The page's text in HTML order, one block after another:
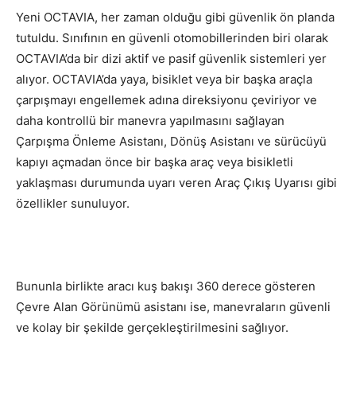
Yeni OCTAVIA, her zaman olduğu gibi güvenlik ön planda
tutuldu. Sınıfının en güvenli otomobillerinden biri olarak
OCTAVIA’da bir dizi aktif ve pasif güvenlik sistemleri yer
alıyor. OCTAVIA’da yaya, bisiklet veya bir başka araçla
çarpışmayı engellemek adına direksiyonu çeviriyor ve
daha kontrollü bir manevra yapılmasını sağlayan
Çarpışma Önleme Asistanı, Dönüş Asistanı ve sürücüyü
kapıyı açmadan önce bir başka araç veya bisikletli
yaklaşması durumunda uyarı veren Araç Çıkış Uyarısı gibi
özellikler sunuluyor.
Bununla birlikte aracı kuş bakışı 360 derece gösteren
Çevre Alan Görünümü asistanı ise, manevraların güvenli
ve kolay bir şekilde gerçekleştirilmesini sağlıyor.